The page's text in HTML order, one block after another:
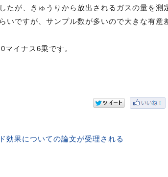
たが、きゅうりから放出されるガスの量を測
いですが、サンプル数が多いので大きな有意
マイナス6乗です。
効果についての論文が受理される